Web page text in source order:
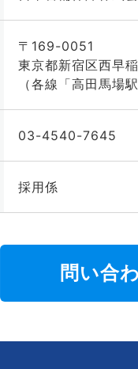
〒169-0051
東京都新宿区西早
（各線「高田馬場
03-4540-7645
採用係
問い合